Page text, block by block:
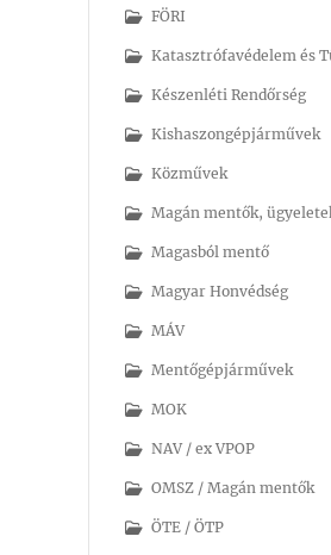
FÖRI
Katasztrófavédelem és
Készenléti Rendőrség
Kishaszongépjárművek
Közművek
Magán mentők,
Magasból mentő
Magyar Honvédség
MÁV
Mentőgépjárművek
MOK
NAV / ex VPOP
OMSZ / Magán mentők
ÖTE / ÖTP